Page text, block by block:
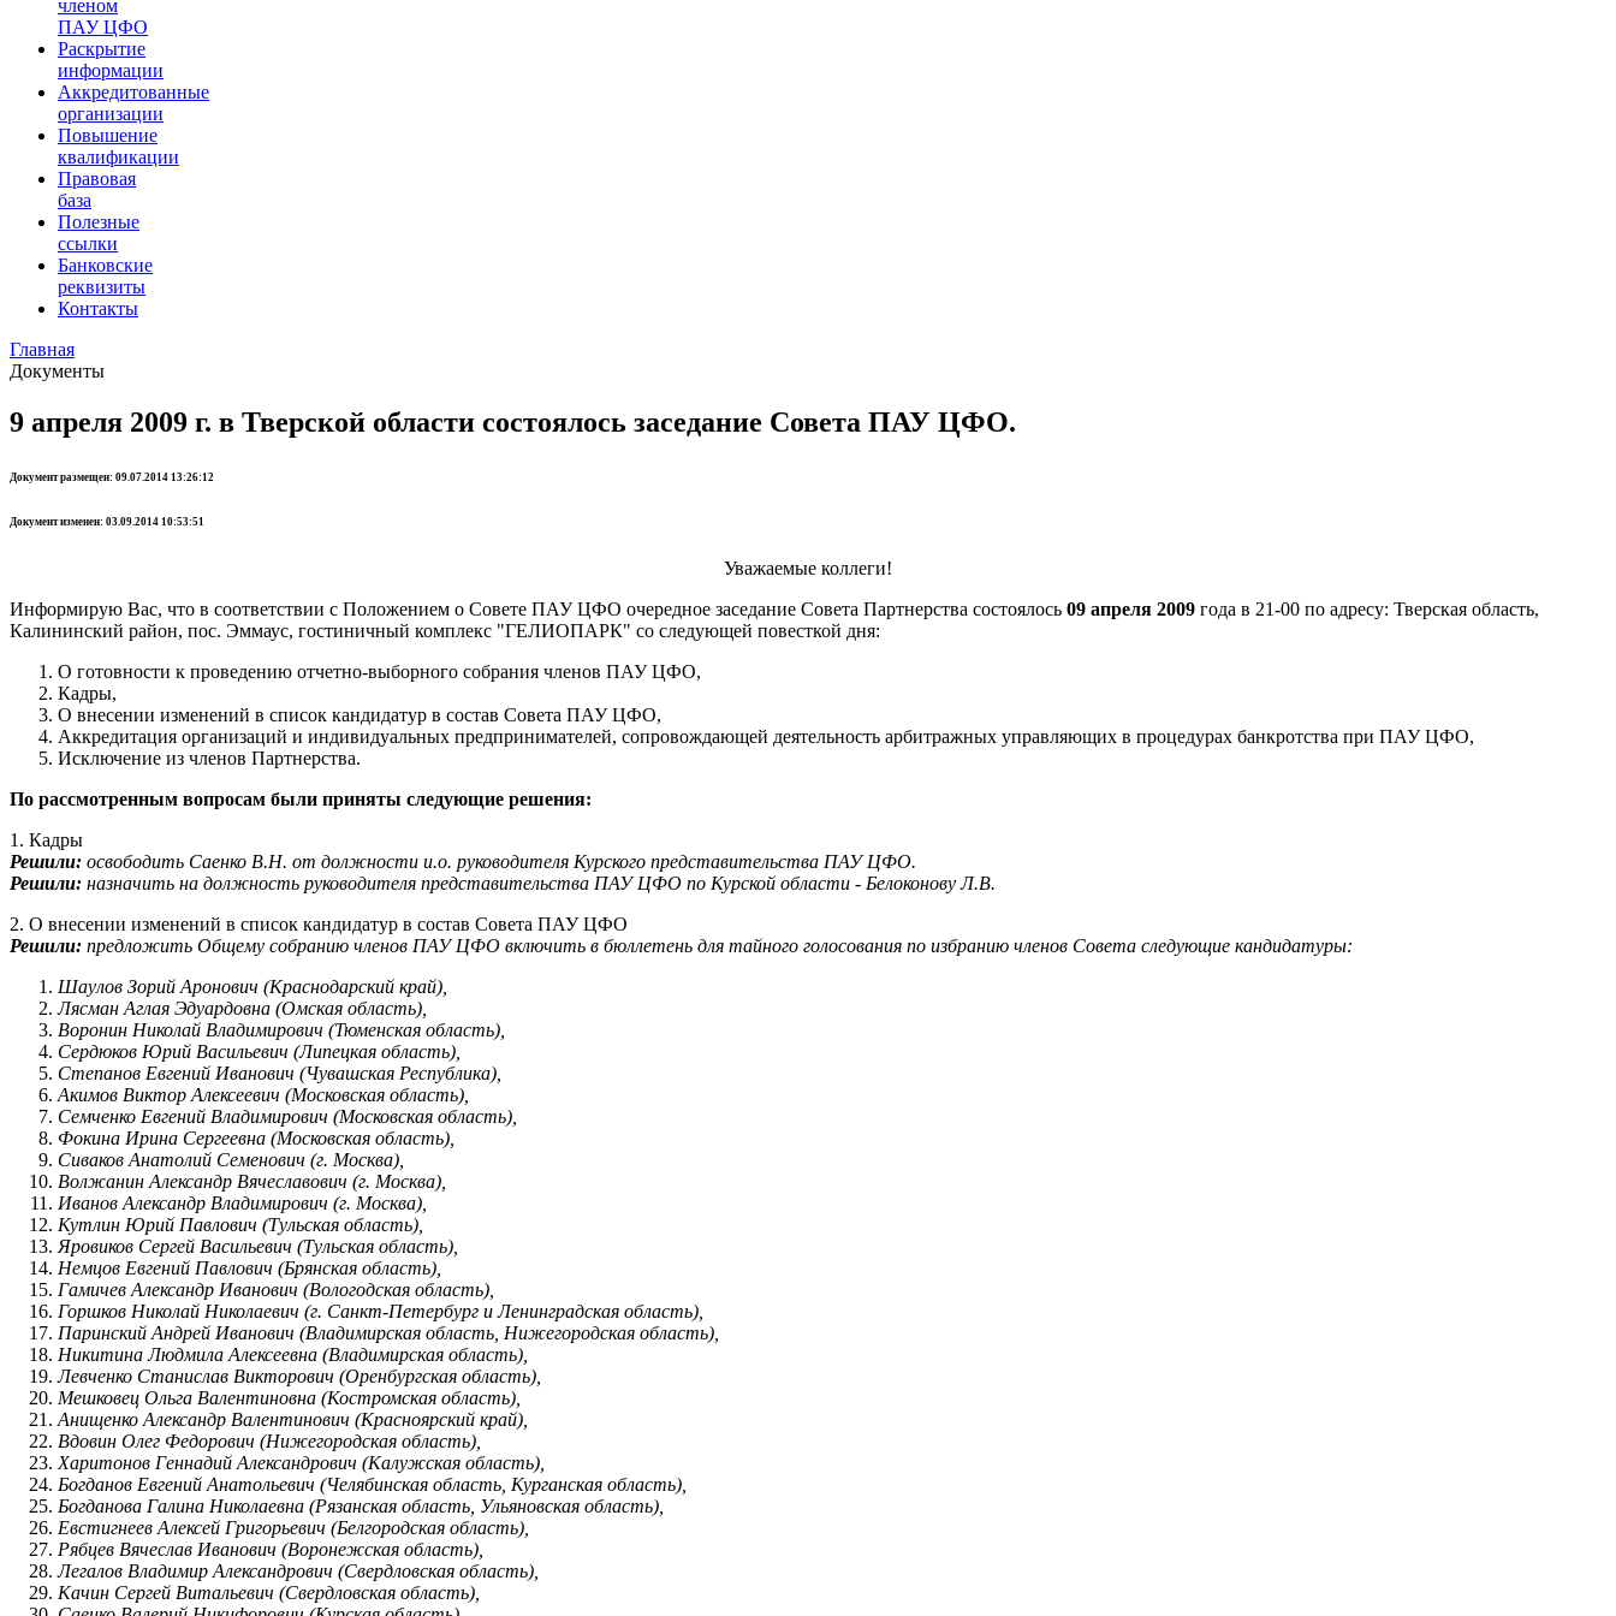
членом
ПАУ ЦФО
Раскрытие
информации
Аккредитованные
организации
Повышение
квалификации
Правовая
база
Полезные
ссылки
Банковские
реквизиты
Контакты
Главная
Документы
9 апреля 2009 г. в Тверской области состоялось заседание Совета ПАУ ЦФО.
Документ размещен: 09.07.2014 13:26:12
Документ изменен: 03.09.2014 10:53:51
Уважаемые коллеги!
Информирую Вас, что в соответствии с Положением о Совете ПАУ ЦФО очередное заседание Совета Партнерства состоялось 09 апреля 2009 года в 21-00 по адресу: Тверская область,
Калининский район, пос. Эммаус, гостиничный комплекс "ГЕЛИОПАРК" со следующей повесткой дня:
О готовности к проведению отчетно-выборного собрания членов ПАУ ЦФО,
Кадры,
О внесении изменений в список кандидатур в состав Совета ПАУ ЦФО,
Аккредитация организаций и индивидуальных предпринимателей, сопровождающей деятельность арбитражных управляющих в процедурах банкротства при ПАУ ЦФО,
Исключение из членов Партнерства.
По рассмотренным вопросам были приняты следующие решения:
1. Кадры
Решили: освободить Саенко В.Н. от должности и.о. руководителя Курского представительства ПАУ ЦФО.
Решили: назначить на должность руководителя представительства ПАУ ЦФО по Курской области - Белоконову Л.В.
2. О внесении изменений в список кандидатур в состав Совета ПАУ ЦФО
Решили: предложить Общему собранию членов ПАУ ЦФО включить в бюллетень для тайного голосования по избранию членов Совета следующие кандидатуры:
Шаулов Зорий Аронович (Краснодарский край),
Лясман Аглая Эдуардовна (Омская область),
Воронин Николай Владимирович (Тюменская область),
Сердюков Юрий Васильевич (Липецкая область),
Степанов Евгений Иванович (Чувашская Республика),
Акимов Виктор Алексеевич (Московская область),
Семченко Евгений Владимирович (Московская область),
Фокина Ирина Сергеевна (Московская область),
Сиваков Анатолий Семенович (г. Москва),
Волжанин Александр Вячеславович (г. Москва),
Иванов Александр Владимирович (г. Москва),
Кутлин Юрий Павлович (Тульская область),
Яровиков Сергей Васильевич (Тульская область),
Немцов Евгений Павлович (Брянская область),
Гамичев Александр Иванович (Вологодская область),
Горшков Николай Николаевич (г. Санкт-Петербург и Ленинградская область),
Паринский Андрей Иванович (Владимирская область, Нижегородская область),
Никитина Людмила Алексеевна (Владимирская область),
Левченко Станислав Викторович (Оренбургская область),
Мешковец Ольга Валентиновна (Костромская область),
Анищенко Александр Валентинович (Красноярский край),
Вдовин Олег Федорович (Нижегородская область),
Харитонов Геннадий Александрович (Калужская область),
Богданов Евгений Анатольевич (Челябинская область, Курганская область),
Богданова Галина Николаевна (Рязанская область, Ульяновская область),
Евстигнеев Алексей Григорьевич (Белгородская область),
Рябцев Вячеслав Иванович (Воронежская область),
Легалов Владимир Александрович (Свердловская область),
Качин Сергей Витальевич (Свердловская область),